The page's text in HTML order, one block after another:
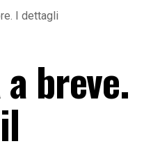
I dettagli
breve.